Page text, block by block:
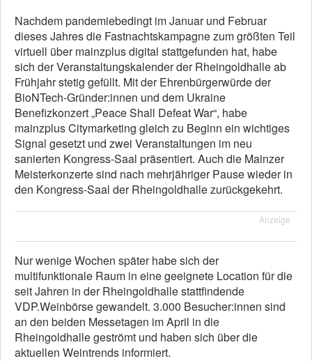
Nachdem pandemiebedingt im Januar und Februar
dieses Jahres die Fastnachtskampagne zum größten Teil
virtuell über mainzplus digital stattgefunden hat, habe
sich der Veranstaltungskalender der Rheingoldhalle ab
Frühjahr stetig gefüllt. Mit der Ehrenbürgerwürde der
BioNTech-Gründer:innen und dem Ukraine
Benefizkonzert „Peace Shall Defeat War“, habe
mainzplus Citymarketing gleich zu Beginn ein wichtiges
Signal gesetzt und zwei Veranstaltungen im neu
sanierten Kongress-Saal präsentiert. Auch die Mainzer
Meisterkonzerte sind nach mehrjähriger Pause wieder in
den Kongress-Saal der Rheingoldhalle zurückgekehrt.
Anzeige
Nur wenige Wochen später habe sich der
multifunktionale Raum in eine geeignete Location für die
seit Jahren in der Rheingoldhalle stattfindende
VDP.Weinbörse gewandelt. 3.000 Besucher:innen sind
an den beiden Messetagen im April in die
Rheingoldhalle geströmt und haben sich über die
aktuellen Weintrends informiert.